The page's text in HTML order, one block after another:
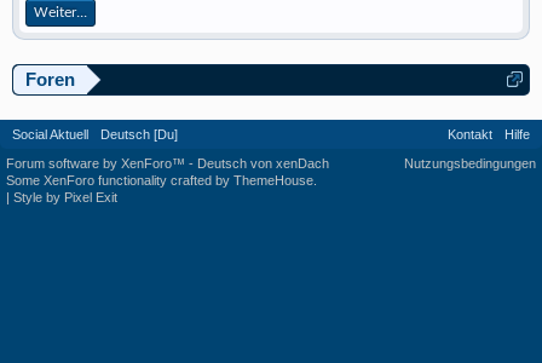
Weiter...
Foren
Social Aktuell Deutsch [Du] Kontakt
Hilfe
Nutzungsbedingungen
Forum software by XenForo™ - Deutsch von xenDach
Some XenForo functionality crafted by ThemeHouse
| Style by Pixel Exit